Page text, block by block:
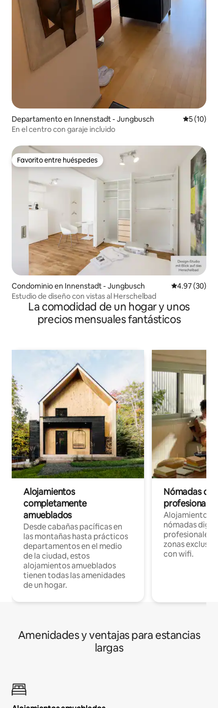
Departamento en Innenstadt - Jungbusch
5 (10)
En el centro con garaje incluido
Favorito entre huéspedes
Favorito entre huéspedes
Condominio en Innenstadt - Jungbusch Calificación
4.97 (30)
Estudio de diseño con vistas al Herschelbad
La comodidad de un hogar y unos
precios mensuales fantásticos
Alojamientos
completamente
amueblados
Desde cabañas pacíficas en
las montañas hasta prácticos
departamentos en el medio
de la ciudad, estos
alojamientos amueblados
tienen todas las amenidades
de un hogar.
Nómadas
Alojamientos
nómadas
profesionales
zonas
con wifi.
Amenidades y ventajas para estancias
largas